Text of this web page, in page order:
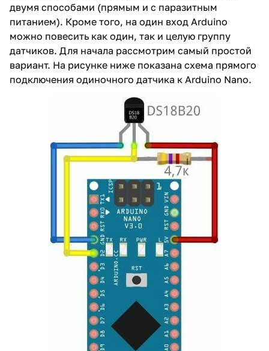
двумя способами (прямым и с паразитным
питанием). Кроме того, на один вход Arduino
можно повесить как один, так и целую группу
датчиков. Для начала рассмотрим самый простой
вариант. На рисунке ниже показана схема прямого
подключения одиночного датчика к Arduino Nano.